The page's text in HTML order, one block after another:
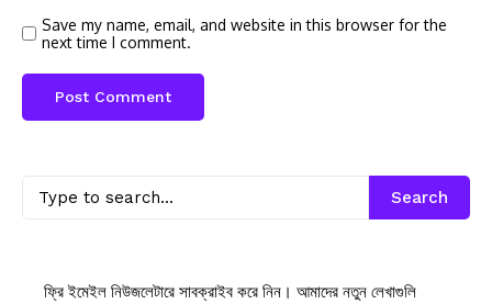
Save my name, email, and website in this browser for the
next time I comment.
Search
ফ্রি ইমেইল নিউজলেটারে সাবক্রাইব করে নিন। আমাদের নতুন লেখাগুলি